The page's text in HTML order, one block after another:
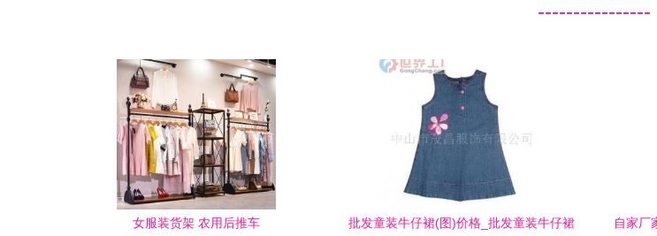
----------------
女服装货架 农用后推车
批发童装牛仔裙(图)价格_批发童装牛仔裙
自家厂